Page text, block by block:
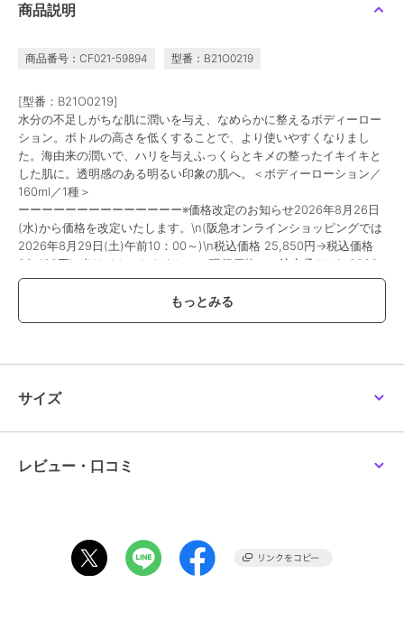
商品説明
商品番号：CF021-59894 型番：B21O0219
[型番：B21O0219]
水分の不足しがちな肌に潤いを与え、なめらかに整えるボディーロー
ション。ボトルの高さを低くすることで、より使いやすくなりまし
た。海由来の潤いで、ハリを与えふっくらとキメの整ったイキイキと
した肌に。透明感のある明るい印象の肌へ。＜ボディーローション／
160ml／1種＞
ーーーーーーーーーーーーーー※価格改定のお知らせ2026年8月26日
(水)から価格を改定いたします。\n(阪急オンラインショッピングでは
2026年8月29日(土)午前10：00～)\n税込価格 25,850円→税込価格
26,400円\n当サイトにおきましての現行価格での注文承りは\n2026
年8月20日(木)までとさせていただきます。\n2026年8月9日(日)から
2026年8月20日(木)は、こちらで掲載の商品につきまして\nお届け日
のご指定をお伺いする事ができません。\nまた、お支払方法につきま
除外
この商品は、不良品のみ返品を承ります
ン・ボディクリーム
性別タイプ
レディース
サイズ
レビュー・口コミ